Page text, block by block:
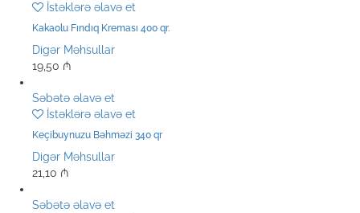
İstəklərə əlavə et
Kakaolu Fındıq Kreması 400 qr.
Digər Məhsullar
19,50 ₼
Səbətə əlavə et
İstəklərə əlavə et
Keçibuynuzu Bəhməzi 340 qr
Digər Məhsullar
21,10 ₼
Səbətə əlavə et